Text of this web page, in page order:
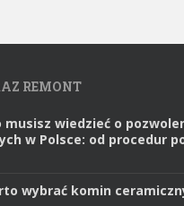
REMONT
musisz wiedzieć o
w Polsce: od procedur
wybrać komin